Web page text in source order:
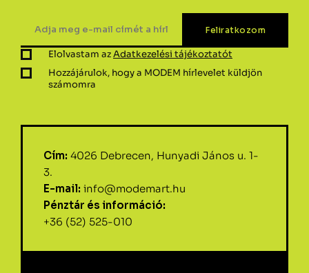
Elolvastam azAdatkezelési tájékoztatót
Hozzájárulok, hogy a MODEM hírlevelet küldjön
számomra
Cím: 4026 Debrecen, Hunyadi János u. 1-
3.
E-mail: info@modemart.hu
Pénztár és információ:
+36 (52) 525-010